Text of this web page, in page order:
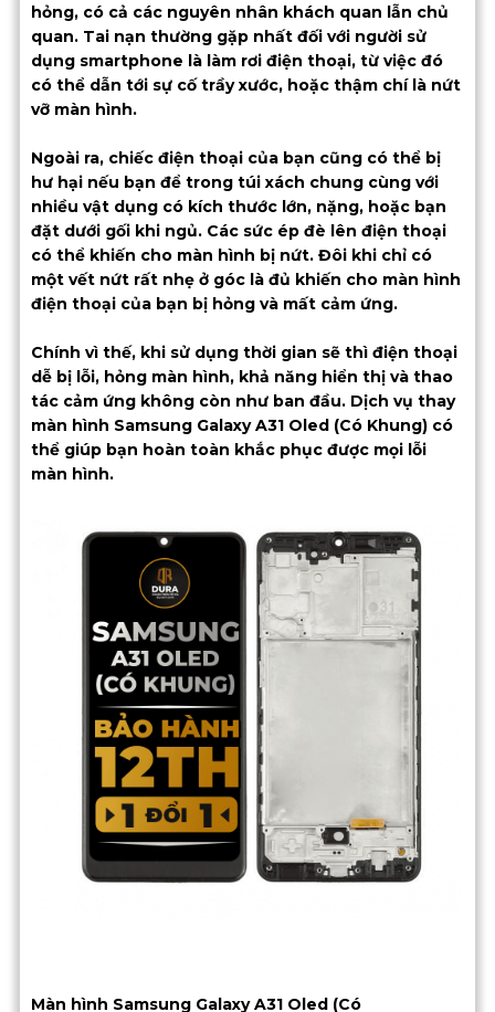
hỏng, có cả các nguyên nhân khách quan lẫn chủ
quan. Tai nạn thường gặp nhất đối với người sử
dụng smartphone là làm rơi điện thoại, từ việc đó
có thể dẫn tới sự cố trầy xước, hoặc thậm chí là nứt
vỡ màn hình.
Ngoài ra, chiếc điện thoại của bạn cũng có thể bị
hư hại nếu bạn để trong túi xách chung cùng với
nhiều vật dụng có kích thước lớn, nặng, hoặc bạn
đặt dưới gối khi ngủ. Các sức ép đè lên điện thoại
có thể khiến cho màn hình bị nứt. Đôi khi chỉ có
một vết nứt rất nhẹ ở góc là đủ khiến cho màn hình
điện thoại của bạn bị hỏng và mất cảm ứng.
Chính vì thế, khi sử dụng thời gian sẽ thì điện thoại
dễ bị lỗi, hỏng màn hình, khả năng hiển thị và thao
tác cảm ứng không còn như ban đầu. Dịch vụ thay
màn hình Samsung Galaxy A31 Oled (Có Khung) có
thể giúp bạn hoàn toàn khắc phục được mọi lỗi
màn hình.
Màn hình Samsung Galaxy A31 Oled (Có